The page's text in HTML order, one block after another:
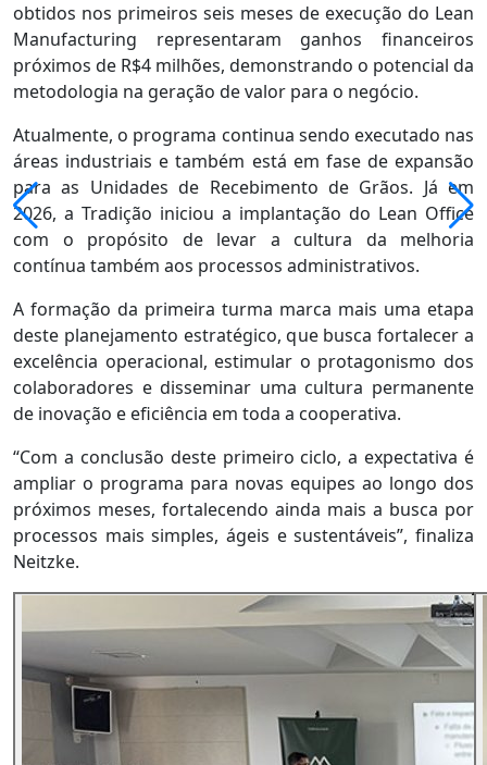
obtidos nos primeiros seis meses de execução do Lean
Manufacturing representaram ganhos financeiros
próximos de R$4 milhões, demonstrando o potencial da
metodologia na geração de valor para o negócio.
Atualmente, o programa continua sendo executado nas
áreas industriais e também está em fase de expansão
para as Unidades de Recebimento de Grãos. Já em
2026, a Tradição iniciou a implantação do Lean Office
com o propósito de levar a cultura da melhoria
contínua também aos processos administrativos.
A formação da primeira turma marca mais uma etapa
deste planejamento estratégico, que busca fortalecer a
excelência operacional, estimular o protagonismo dos
colaboradores e disseminar uma cultura permanente
de inovação e eficiência em toda a cooperativa.
“Com a conclusão deste primeiro ciclo, a expectativa é
ampliar o programa para novas equipes ao longo dos
próximos meses, fortalecendo ainda mais a busca por
processos mais simples, ágeis e sustentáveis”, finaliza
Neitzke.